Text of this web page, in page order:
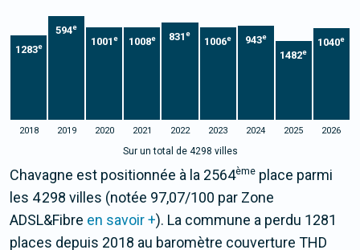
1283e
594e
1001 e 1008e 831e
1006e 943e
1482e
1040e
2018 2019 2020 2021 2022 2023 2024 2025 2026
Sur un total de 4298 villes
Chavagne est positionnée à la 2564ème place parmi
les 4 298 villes (notée 97,07/100 par Zone
ADSL&Fibre en savoir +). La commune a perdu 1281
places depuis 2018 au baromètre couverture THD